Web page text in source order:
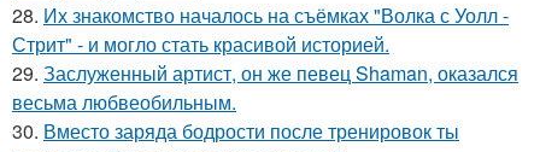
28. Их знакомство началось на съёмках "Волка с Уолл -
Стрит" - и могло стать красивой историей.
29. Заслуженный артист, он же певец Shaman, оказался
весьма любвеобильным.
30. Вместо заряда бодрости после тренировок ты